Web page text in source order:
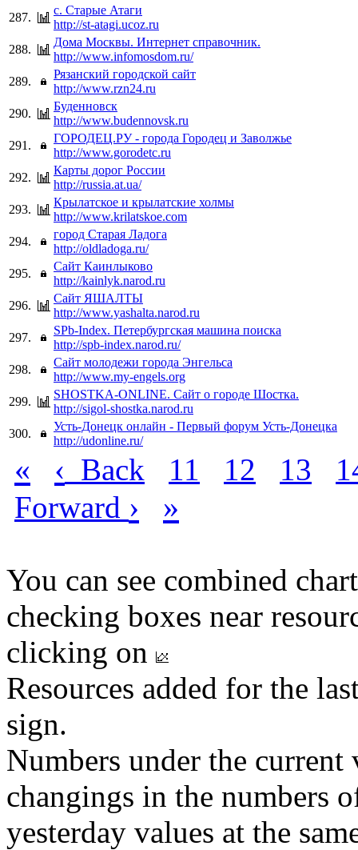
287.
с. Старые Атаги
http://st-atagi.ucoz.ru
288.
Дома Москвы. Интернет справочник.
http://www.infomosdom.ru/
289.
Рязанский городской сайт
http://www.rzn24.ru
290.
Буденновск
http://www.budennovsk.ru
291.
ГОРОДЕЦ.РУ - города Городец и Заволжье
http://www.gorodetc.ru
292.
Карты дорог России
http://russia.at.ua/
293.
Крылатское и крылатские холмы
http://www.krilatskoe.com
294.
город Старая Ладога
http://oldladoga.ru/
295.
Сайт Каинлыково
http://kainlyk.narod.ru
296.
Сайт ЯШАЛТЫ
http://www.yashalta.narod.ru
297.
SPb-Index. Петербургская машина поиска
http://spb-index.narod.ru/
298.
Сайт молодежи города Энгельса
http://www.my-engels.org
299.
SHOSTKA-ONLINE. Сайт о городе Шостка.
http://sigol-shostka.narod.ru
300.
Усть-Донецк онлайн - Первый форум Усть-Донецка
http://udonline.ru/
« ‹ Back 11 12 13
Forward › »
You can see combined
checking boxes near
clicking on
Resources added for the
sign.
Numbers under the
changings in the numbers
yesterday values at the